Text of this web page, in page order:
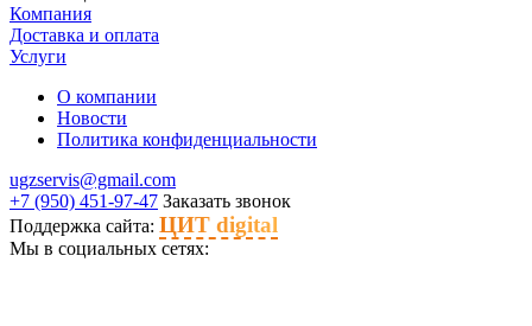
Компания
Доставка и оплата
Услуги
О компании
Новости
Политика конфиденциальности
ugzservis@gmail.com
+7 (950) 451-97-47 Заказать звонок
Поддержка сайта: ЦИТ digital
Мы в социальных сетях: